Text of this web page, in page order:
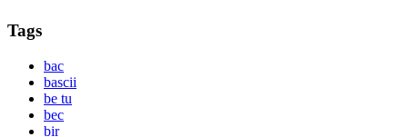
Tags
bac
bascii
be tu
bec
bir